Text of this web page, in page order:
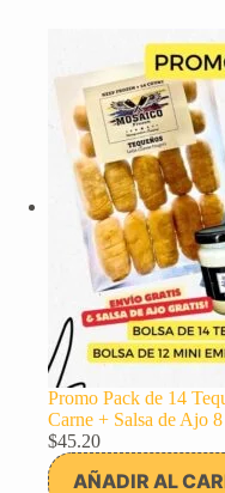
Promo Pack de 14
Carne + Salsa de Ajo
$45.20
AÑADIR AL